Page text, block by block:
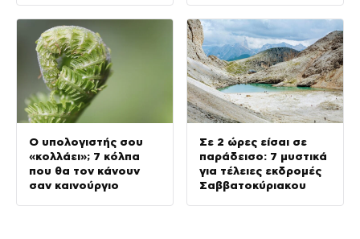
Ο υπολογιστής σου
«κολλάει»; 7 κόλπα
που θα τον κάνουν
σαν καινούργιο
Σε 2 ώρες είσαι σε
παράδεισο: 7 μυστικά
για τέλειες εκδρομές
Σαββατοκύριακου